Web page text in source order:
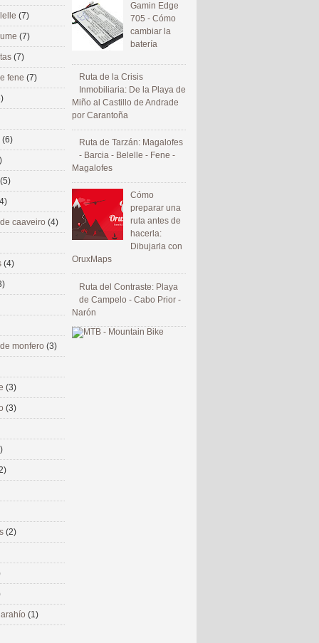
Gamin Edge
705 - Cómo
cambiar la
batería
Ruta de la Crisis
Inmobiliaria: De la Playa de
Miño al Castillo de Andrade
por Carantoña
Ruta de Tarzán: Magalofes
- Barcia - Belelle - Fene -
Magalofes
Cómo
preparar una
ruta antes de
hacerla:
Dibujarla con
OruxMaps
Ruta del Contraste: Playa
de Campelo - Cabo Prior -
Narón
(7)
(7)
(7)
fene (7)
(6)
(5)
caaveiro (4)
(4)
monfero (3)
(3)
(3)
(2)
(1)